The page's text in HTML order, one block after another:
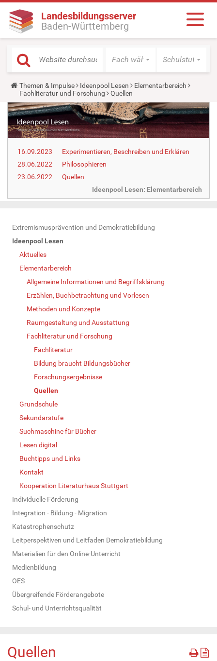
Landesbildungsserver
Baden-Württemberg
Fach wählen Schulstufe
Y
o
u
a
r
e
h
e
e
:
Themen & Impulse Ideenpool Lesen
Elementarbereich
Fachliteratur und Forschung
Quellen
16.09.2023
Experimentieren, Beschreiben und Erklären
28.06.2022
Philosophieren
23.06.2022
Quellen
Ideenpool Lesen: Elementarbereich
N
a
Extremismusprävention und Demokratiebildung
Ideenpool Lesen
Aktuelles
Elementarbereich
Allgemeine Informationen und Begriffsklärung
Erzählen, Buchbetrachtung und Vorlesen
Methoden und Konzepte
Raumgestaltung und Ausstattung
Fachliteratur und Forschung
Fachliteratur
Bildung braucht Bildungsbücher
Forschungsergebnisse
Quellen
Grundschule
Sekundarstufe
Suchmaschine für Bücher
Lesen digital
Buchtipps und Links
Kontakt
Kooperation Literaturhaus Stuttgart
Individuelle Förderung
Integration - Bildung - Migration
Katastrophenschutz
Leitperspektiven und Leitfaden Demokratiebildung
Materialien für den Online-Unterricht
Medienbildung
OES
Übergreifende Förderangebote
Schul- und Unterrichtsqualität
Quellen